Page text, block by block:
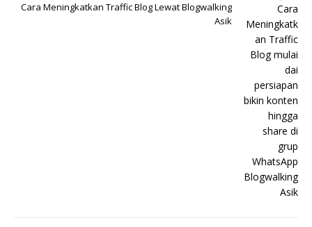
Cara Meningkatkan Traffic Blog Lewat Blogwalking
Asik